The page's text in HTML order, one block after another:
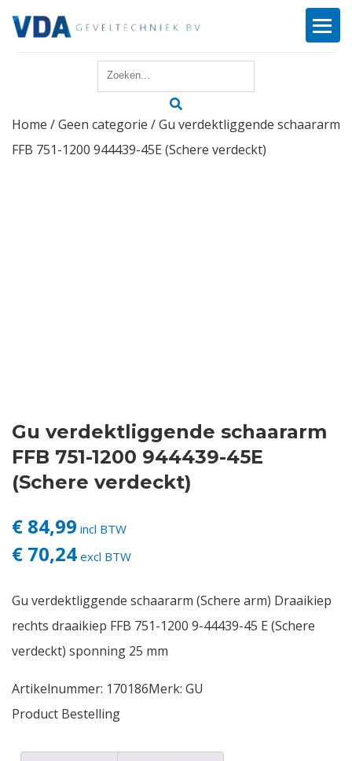
Reparatie
Login
Vacatures
Home /Geen categorie / Gu verdektliggende schaararm
FFB 751-1200 944439-45E (Schere verdeckt)
Gu verdektliggende schaararm
FFB 751-1200 944439-45E
(Schere verdeckt)
€ 84,99 incl BTW
€ 70,24 excl BTW
Gu verdektliggende schaararm (Schere arm) Draaikiep
rechts draaikiep FFB 751-1200 9-44439-45 E (Schere
verdeckt) sponning 25 mm
Artikelnummer: 170186Merk: GU
Product Bestelling